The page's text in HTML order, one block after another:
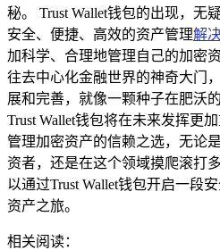
秘。 Trust Wallet钱包的出现，无
安全、便捷、高效的资产管理解
加科学、合理地管理自己的加密
往去中心化金融世界的神奇大门
展和完善，就像一颗种子在肥沃
Trust Wallet钱包将在未来发挥更
管理加密资产的信赖之选，无论
资者，还是在这个领域摸爬滚打
以通过Trust Wallet钱包开启一段
资产之旅。
相关阅读：